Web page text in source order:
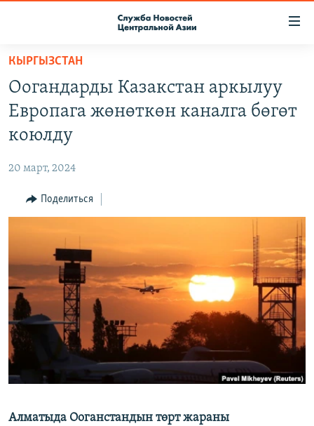
Вернуться
основному
содержанию
Вернутся
главной
навигации
Вернутся
ПОДПИСКА
КОНТАКТЫ
НАСТОЯЩЕЕ ВРЕМЯ
МИГРАНТ МЕДИА
КЫРГЫЗСТАН
Оогандарды Казакстан аркылуу
Европага жөнөткөн каналга бөгөт
коюлду
20 март, 2024
Поделиться
Алматыда Ооганстандын төрт жараны